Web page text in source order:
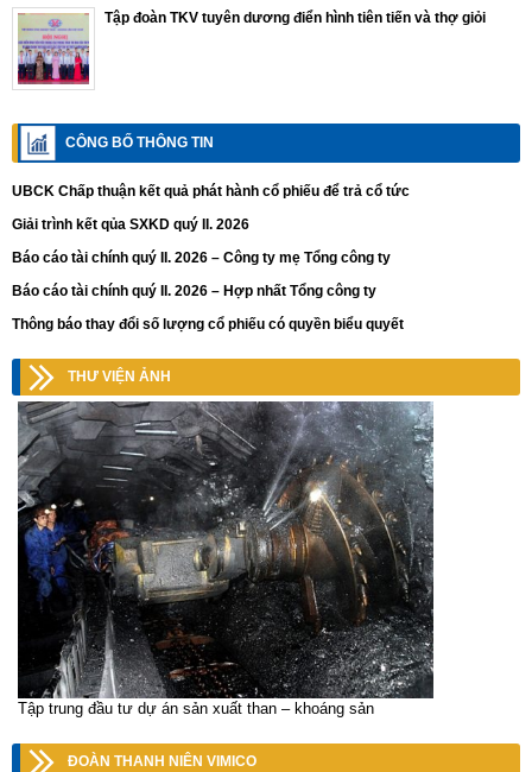
Tập đoàn TKV tuyên dương điển hình tiên tiến và thợ giỏi
CÔNG BỐ THÔNG TIN
UBCK Chấp thuận kết quả phát hành cổ phiếu để trả cổ tức
Giải trình kết qủa SXKD quý II. 2026
Báo cáo tài chính quý II. 2026 – Công ty mẹ Tổng công ty
Báo cáo tài chính quý II. 2026 – Hợp nhất Tổng công ty
Thông báo thay đổi số lượng cổ phiếu có quyền biểu quyết
THƯ VIỆN ẢNH
Tập trung đầu tư dự án sản xuất than – khoáng sản
ĐOÀN THANH NIÊN VIMICO